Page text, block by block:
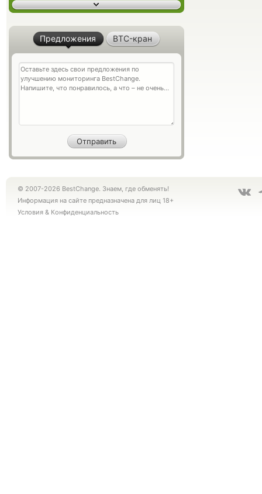
Предложения BTC-кран
© 2007-2026 BestChange. Знаем, где обменять!
Информация на сайте предназначена для лиц 18+
Условия & Конфиденциальность